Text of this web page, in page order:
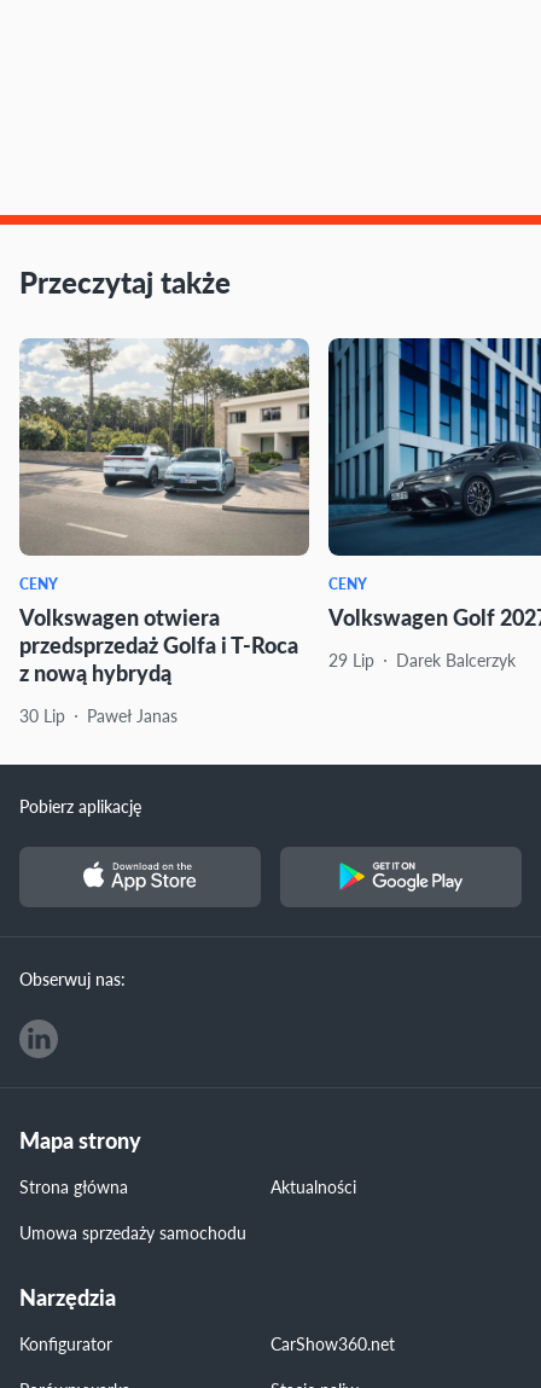
Przeczytaj także
CENY
Volkswagen otwiera
przedsprzedaż Golfa i T-Roca
z nową hybrydą
30 Lip Paweł Janas
CENY
Volkswagen Golf
29 Lip Darek Balcerzyk
Pobierz aplikację
Obserwuj nas:
Mapa strony
Strona główna
Aktualności
Umowa sprzedaży samochodu
Narzędzia
Konfigurator
CarShow360.net